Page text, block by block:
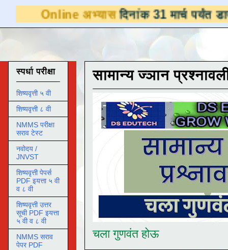
अभ्यासदिनांक 31 मार्च पर्यंत
सामान्य ज्ञान
चला गुणवंत होऊ
स्पर्धा परीक्षा
शिष्यवृत्ती ५ वी
शिष्यवृत्ती ८ वी
NMMS परीक्षा
सराव टेस्ट
नवोदय /
JNVST
शिष्यवृत्ती पेपर्स
PDF इयत्ता ५ वी
व ८ वी
शिष्यवृत्ती उत्तर
सूची PDF इयत्ता
५ वी व ८ वी
NMMS सराव
पेपर PDF